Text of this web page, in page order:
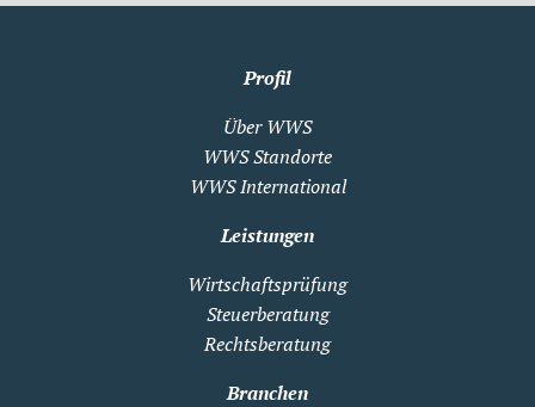
Profil
Über WWS
WWS Standorte
WWS International
Leistungen
Wirtschaftsprüfung
Steuerberatung
Rechtsberatung
Branchen